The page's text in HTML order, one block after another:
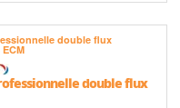
double flux